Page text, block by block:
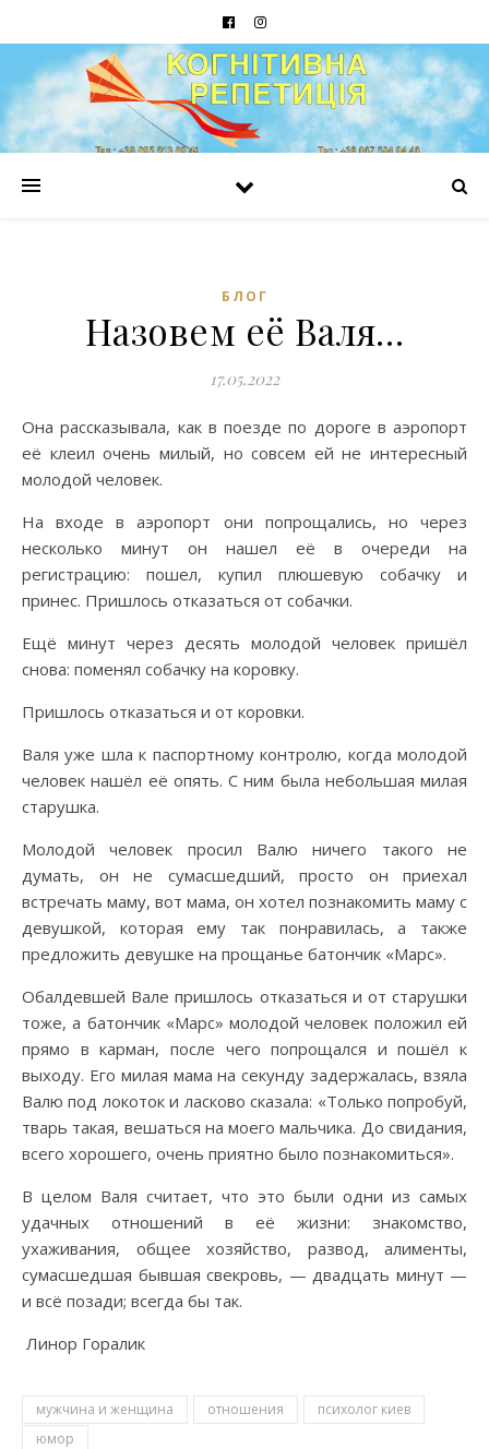
БЛОГ
Назовем её Валя…
17.05.2022
Она рассказывала, как в поезде по дороге в аэропорт
её клеил очень милый, но совсем ей не интересный
молодой человек.
На входе в аэропорт они попрощались, но через
несколько минут он нашел её в очереди на
регистрацию: пошел, купил плюшевую собачку и
принес. Пришлось отказаться от собачки.
Ещё минут через десять молодой человек пришёл
снова: поменял собачку на коровку.
Пришлось отказаться и от коровки.
Валя уже шла к паспортному контролю, когда молодой
человек нашёл её опять. С ним была небольшая милая
старушка.
Молодой человек просил Валю ничего такого не
думать, он не сумасшедший, просто он приехал
встречать маму, вот мама, он хотел познакомить маму с
девушкой, которая ему так понравилась, а также
предложить девушке на прощанье батончик «Марс».
Обалдевшей Вале пришлось отказаться и от старушки
тоже, а батончик «Марс» молодой человек положил ей
прямо в карман, после чего попрощался и пошёл к
выходу. Его милая мама на секунду задержалась, взяла
Валю под локоток и ласково сказала: «Только попробуй,
тварь такая, вешаться на моего мальчика. До свидания,
всего хорошего, очень приятно было познакомиться».
В целом Валя считает, что это были одни из самых
удачных отношений в её жизни: знакомство,
ухаживания, общее хозяйство, развод, алименты,
сумасшедшая бывшая свекровь, — двадцать минут —
и всё позади; всегда бы так.
Линор Горалик
мужчина и женщина отношения
психолог киев
юмор